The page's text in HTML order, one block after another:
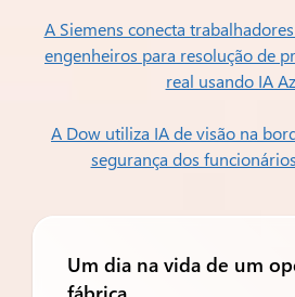
A Siemens conecta
engenheiros para resolução de
real usando IA
A Dow utiliza IA de visão na
segurança dos
Um dia na vida de um